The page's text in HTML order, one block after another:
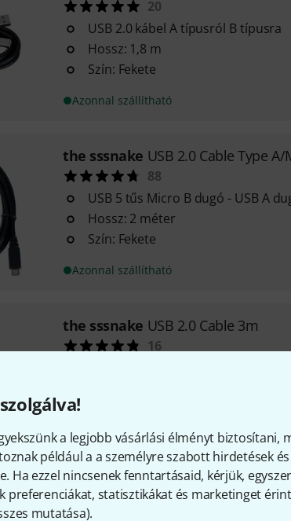
a legjobb vásárlási élményt biztosítani,
például a a személyre szabott hirdetések
Ha ezzel nincsenek fenntartásaid, kérjük,
preferenciákat, statisztikákat és marketinget
mutatása).
20
USB 2.0 kábel A típusról B típusra
Hossz: 1,8 m
Szín: Fekete
Azonnal szállítható
the sssnake USB 2.0 Cable Type
88
USB 5 tűs Micro B dugó - USB A
Hossz: 2 méter
Szín: Fekete
Azonnal szállítható
the sssnake USB 2.0 Cable 3m
16
Azonnal szállítható
the sssnakeUSB 2.0 Cable 1m